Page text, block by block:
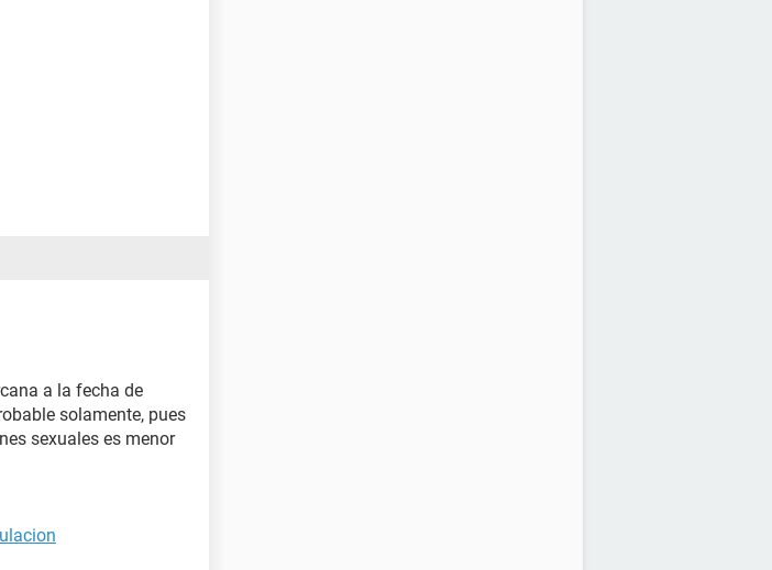
a la fecha de
solamente, pues
sexuales es menor